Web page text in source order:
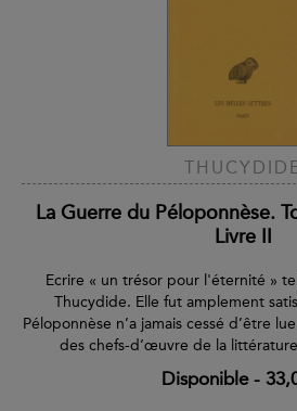
La Guerre du Péloponnèse.
Livre II
Ecrire « un trésor pour l'éternité »
Thucydide. Elle fut amplement
Péloponnèse n’a jamais cessé d’être
des chefs-d’œuvre de la
Disponible-